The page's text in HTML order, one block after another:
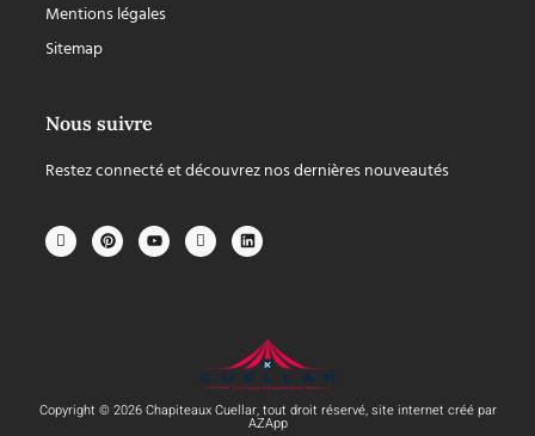
Mentions légales
Sitemap
Nous suivre
Restez connecté et découvrez nos dernières nouveautés
Copyright © 2026 Chapiteaux Cuellar, tout droit réservé, site internet créé par
AZApp